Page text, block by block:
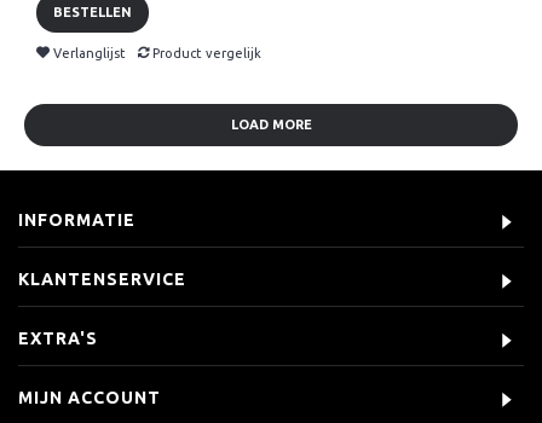
BESTELLEN
Verlanglijst Product vergelijk
LOAD MORE
INFORMATIE
KLANTENSERVICE
EXTRA'S
MIJN ACCOUNT